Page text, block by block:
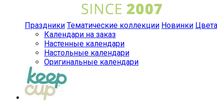
Праздники Тематические коллекции Новинки Цвета
Календари на заказ
Настенные календари
Настольные календари
Оригинальные календари